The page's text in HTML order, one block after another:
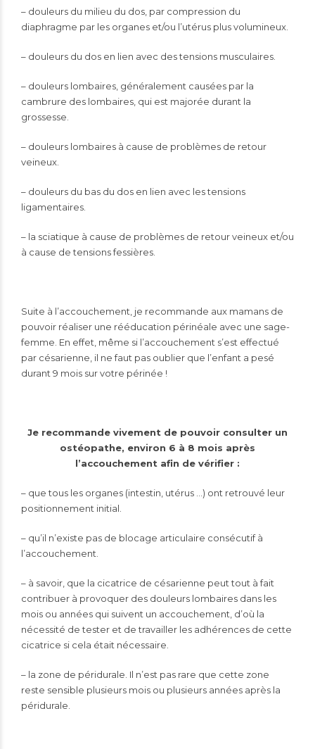
– douleurs du milieu du dos, par compression du
diaphragme par les organes et/ou l’utérus plus volumineux.
– douleurs du dos en lien avec des tensions musculaires.
– douleurs lombaires, généralement causées par la
cambrure des lombaires, qui est majorée durant la
grossesse.
– douleurs lombaires à cause de problèmes de retour
veineux.
– douleurs du bas du dos en lien avec les tensions
ligamentaires.
– la sciatique à cause de problèmes de retour veineux et/ou
à cause de tensions fessières.
Suite à l’accouchement, je recommande aux mamans de
pouvoir réaliser une rééducation périnéale avec une sage-
femme. En effet, même si l’accouchement s’est effectué
par césarienne, il ne faut pas oublier que l’enfant a pesé
durant 9 mois sur votre périnée !
Je recommande vivement de pouvoir consulter un
ostéopathe, environ 6 à 8 mois après
l’accouchement afin de vérifier :
– que tous les organes (intestin, utérus …) ont retrouvé leur
positionnement initial.
– qu’il n’existe pas de blocage articulaire consécutif à
l’accouchement.
– à savoir, que la cicatrice de césarienne peut tout à fait
contribuer à provoquer des douleurs lombaires dans les
mois ou années qui suivent un accouchement, d’où la
nécessité de tester et de travailler les adhérences de cette
cicatrice si cela était nécessaire.
– la zone de péridurale. Il n’est pas rare que cette zone
reste sensible plusieurs mois ou plusieurs années après la
péridurale.